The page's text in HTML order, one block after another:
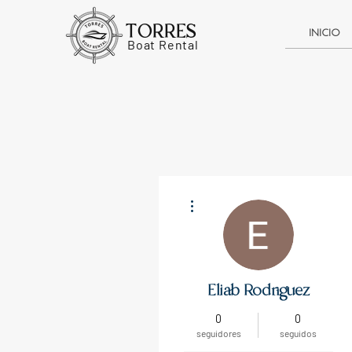
TORRES
Boat Rental
INICIO
Eliab Rodriguez
0
seguidores
0
seguidos